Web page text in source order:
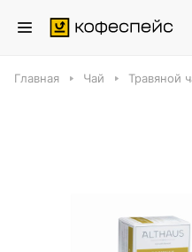
Главная Чай Травяной